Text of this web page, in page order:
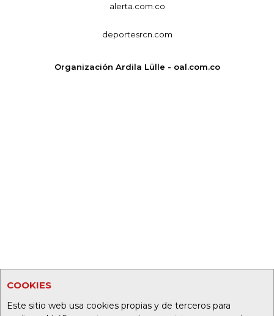
COOKIES
Este sitio web usa cookies propias y de terceros para
alerta.com.co
deportesrcn.com
Organización Ardila Lülle - oal.com.co